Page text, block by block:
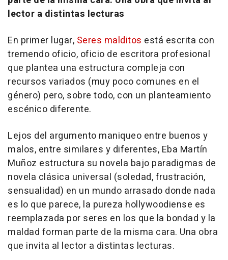
lector a distintas lecturas
En primer lugar, Seres malditos está escrita con
tremendo oficio, oficio de escritora profesional
que plantea una estructura compleja con
recursos variados (muy poco comunes en el
género) pero, sobre todo, con un planteamiento
escénico diferente.
Lejos del argumento maniqueo entre buenos y
malos, entre similares y diferentes, Eba Martín
Muñoz estructura su novela bajo paradigmas de
novela clásica universal (soledad, frustración,
sensualidad) en un mundo arrasado donde nada
es lo que parece, la pureza hollywoodiense es
reemplazada por seres en los que la bondad y la
maldad forman parte de la misma cara. Una obra
que invita al lector a distintas lecturas.